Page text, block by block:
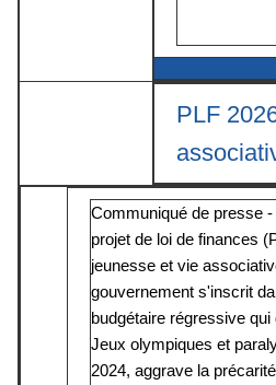
PLF
Communiqué de presse
projet de loi de finances
jeunesse et vie
gouvernement s'inscrit
budgétaire régressive qui
Jeux olympiques et
2024, aggrave la